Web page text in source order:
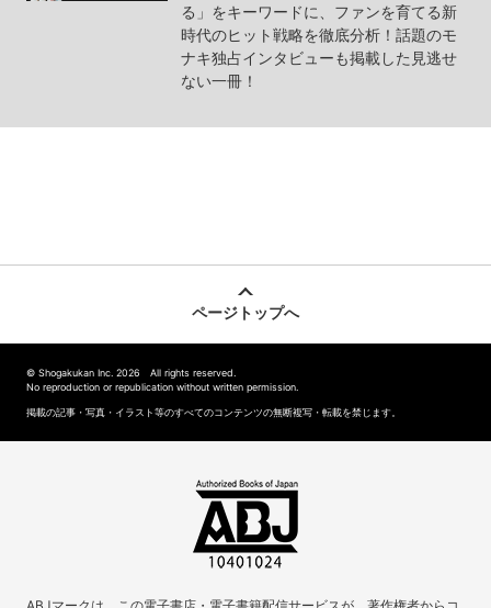
る」をキーワードに、ファンを育てる新
時代のヒット戦略を徹底分析！話題のモ
ナキ独占インタビューも掲載した見逃せ
ない一冊！
ページトップへ
© Shogakukan Inc. 2026 All rights reserved.
No reproduction or republication without written permission.
掲載の記事・写真・イラスト等のすべてのコンテンツの無断複写・転載を禁じます。